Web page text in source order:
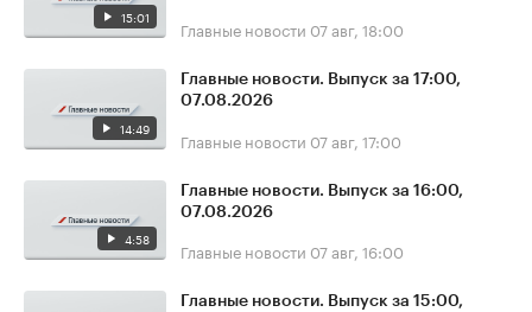
15:01 Главные новости 07 авг, 18:00
14:49
Главные новости. Выпуск за 17:00,
07.08.2026
Главные новости 07 авг, 17:00
4:58
Главные новости. Выпуск за 16:00,
07.08.2026
Главные новости 07 авг, 16:00
Главные новости. Выпуск за 15:00,